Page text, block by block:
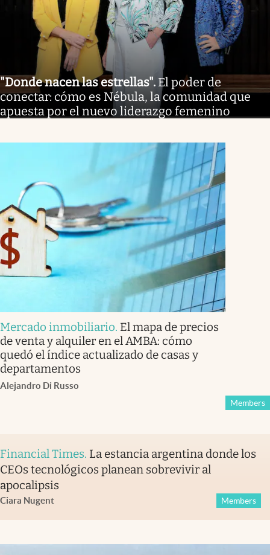
"Donde nacen las estrellas". El poder de
conectar: cómo es Nébula, la comunidad que
apuesta por el nuevo liderazgo femenino
Mercado inmobiliario. El mapa de precios
de venta y alquiler en el AMBA: cómo
quedó el índice actualizado de casas y
departamentos
Alejandro Di Russo
Members
Financial Times. La estancia argentina donde los
CEOs tecnológicos planean sobrevivir al
apocalipsis
Ciara Nugent Members